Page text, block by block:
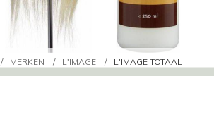
/ MERKEN / L'IMAGE / L'IMAGE TOTAAL